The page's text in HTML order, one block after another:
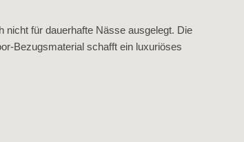
nicht für dauerhafte Nässe ausgelegt. Die
schafft ein luxuriöses